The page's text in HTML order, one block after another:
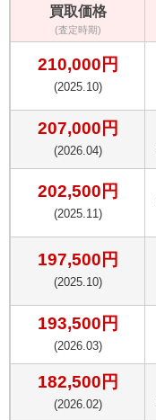
買取価格
(査定時期)
210,000 円
(2025.10)
207,000 円
(2026.04)
202,500 円
(2025.11)
197,500 円
(2025.10)
193,500 円
(2026.03)
182,500 円
(2026.02)